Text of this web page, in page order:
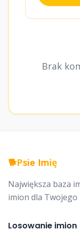
Brak
🐕Psie Imię
Największa baza
imion dla Twojego
Losowanie imion